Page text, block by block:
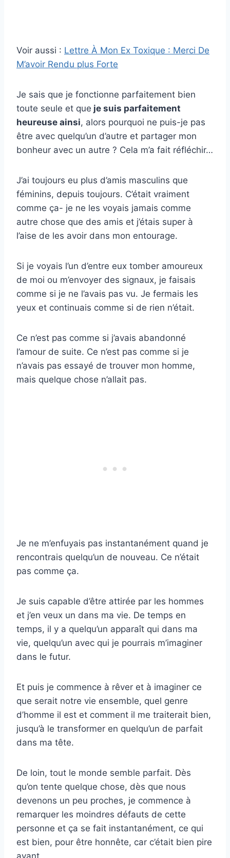
Voir aussi : Lettre À Mon Ex Toxique : Merci De
M’avoir Rendu plus Forte
Je sais que je fonctionne parfaitement bien
toute seule et que je suis parfaitement
heureuse ainsi, alors pourquoi ne puis-je pas
être avec quelqu’un d’autre et partager mon
bonheur avec un autre ? Cela m’a fait réfléchir…
J’ai toujours eu plus d’amis masculins que
féminins, depuis toujours. C’était vraiment
comme ça- je ne les voyais jamais comme
autre chose que des amis et j’étais super à
l’aise de les avoir dans mon entourage.
Si je voyais l’un d’entre eux tomber amoureux
de moi ou m’envoyer des signaux, je faisais
comme si je ne l’avais pas vu. Je fermais les
yeux et continuais comme si de rien n’était.
Ce n’est pas comme si j’avais abandonné
l’amour de suite. Ce n’est pas comme si je
n’avais pas essayé de trouver mon homme,
mais quelque chose n’allait pas.
Je ne m’enfuyais pas instantanément quand je
rencontrais quelqu’un de nouveau. Ce n’était
pas comme ça.
Je suis capable d’être attirée par les hommes
et j’en veux un dans ma vie. De temps en
temps, il y a quelqu’un apparaît qui dans ma
vie, quelqu’un avec qui je pourrais m’imaginer
dans le futur.
Et puis je commence à rêver et à imaginer ce
que serait notre vie ensemble, quel genre
d’homme il est et comment il me traiterait bien,
jusqu’à le transformer en quelqu’un de parfait
dans ma tête.
De loin, tout le monde semble parfait. Dès
qu’on tente quelque chose, dès que nous
devenons un peu proches, je commence à
remarquer les moindres défauts de cette
personne et ça se fait instantanément, ce qui
est bien, pour être honnête, car c’était bien pire